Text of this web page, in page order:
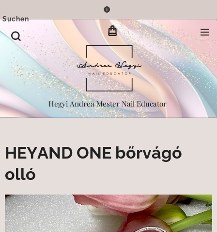
Hegyi Andrea Mester Nail Educator
Suchen
HEYAND ONE bőrvágó
olló